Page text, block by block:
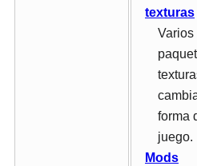
texturas
Varios
forma
juego.
Mods